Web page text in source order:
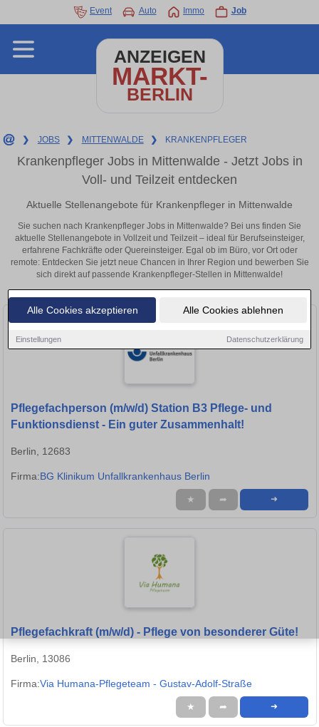
Alle Cookies akzeptieren Alle Cookies ablehnen
Einstellungen Datenschutzerklärung
Event Auto Immo Job
ANZEIGEN
MARKT-
BERLIN
❯ JOBS ❯ MITTENWALDE ❯ KRANKENPFLEGER
Krankenpfleger Jobs in Mittenwalde - Jetzt Jobs in
Voll- und Teilzeit entdecken
Aktuelle Stellenangebote für Krankenpfleger in Mittenwalde
Sie suchen nach Krankenpfleger Jobs in Mittenwalde? Bei uns finden Sie
aktuelle Stellenangebote in Vollzeit und Teilzeit – ideal für Berufseinsteiger,
erfahrene Fachkräfte oder Quereinsteiger. Egal ob im Büro, vor Ort oder
remote: Entdecken Sie jetzt neue Chancen in Ihrer Region und bewerben Sie
sich direkt auf passende Krankenpfleger-Stellen in Mittenwalde!
Pflegefachperson (m/w/d) Station B3 Pflege- und
Funktionsdienst - Ein guter Zusammenhalt!
Berlin, 12683
Firma:BG Klinikum Unfallkrankenhaus Berlin
★ ➦ ➜
Pflegefachkraft (m/w/d) - Pflege von besonderer Güte!
Berlin, 13086
Firma:Via Humana-Pflegeteam - Gustav-Adolf-Straße
★ ➦ ➜